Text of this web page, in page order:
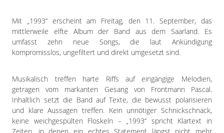
Mit „1993“ erscheint am Freitag, den 11. September, das
mittlerweile elfte Album der Band aus dem Saarland. Es
umfasst zehn neue Songs, die laut Ankündigung
kompromisslos, ungefiltert und direkt umgesetzt sind.
Musikalisch treffen harte Riffs auf eingängige Melodien,
getragen vom markanten Gesang von Frontmann Pascal.
Inhaltlich setzt die Band auf Texte, die bewusst polarisieren
und klare Aussagen treffen. Kein unnötiger Schnickschnack,
keine weichgespülten Floskeln – „1993“ spricht Klartext in